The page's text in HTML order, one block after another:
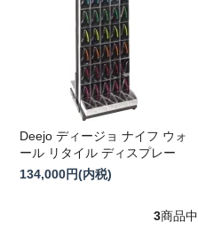
Deejo ディージョ ナイフ ウォ
ール リタイル ディスプレー
134,000円(内税)
3商品中